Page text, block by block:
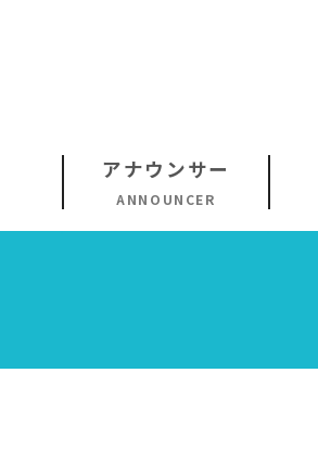
アナウンサー
ANNOUNCER